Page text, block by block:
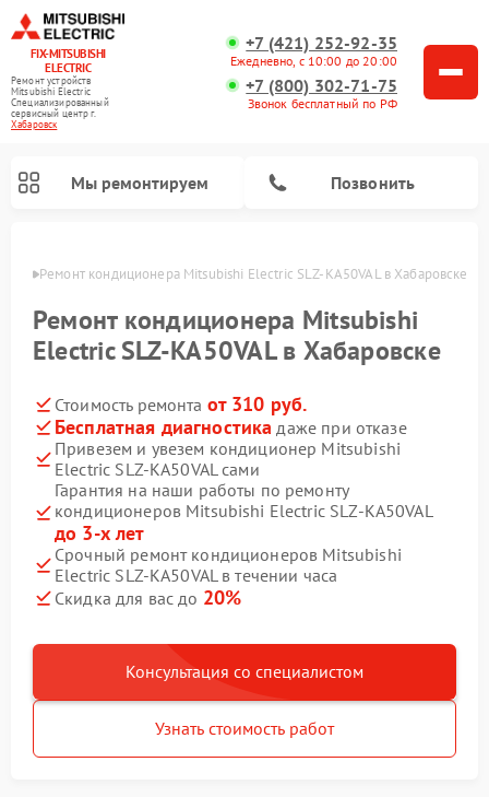
FIX-MITSUBISHI
ELECTRIC
Ремонт устройств
Mitsubishi Electric
Специализированный
cервисный центр г.
Хабаровск
+7 (421) 252-92-35
Ежедневно, с 10:00 до 20:00
+7 (800) 302-71-75
Звонок бесплатный по РФ
Мы ремонтируем Позвонить
Ремонт кондиционера Mitsubishi Electric SLZ-KA50VAL в Хабаровске
Ремонт кондиционера Mitsubishi
Electric SLZ-KA50VAL в Хабаровске
Стоимость ремонта от 310 руб.
Бесплатная диагностика даже при отказе
Привезем и увезем кондиционер Mitsubishi
Electric SLZ-KA50VAL сами
Гарантия на наши работы по ремонту
кондиционеров Mitsubishi Electric SLZ-KA50VAL
до 3-х лет
Срочный ремонт кондиционеров Mitsubishi
Electric SLZ-KA50VAL в течении часа
Скидка для вас до 20%
Консультация со специалистом
Узнать стоимость работ